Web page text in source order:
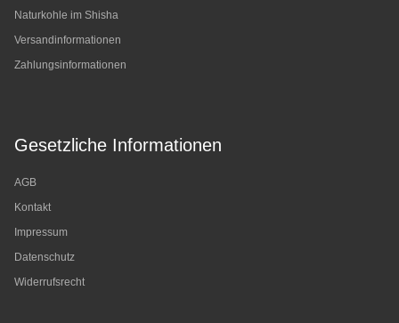
Naturkohle im Shisha
Versandinformationen
Zahlungsinformationen
Gesetzliche Informationen
AGB
Kontakt
Impressum
Datenschutz
Widerrufsrecht